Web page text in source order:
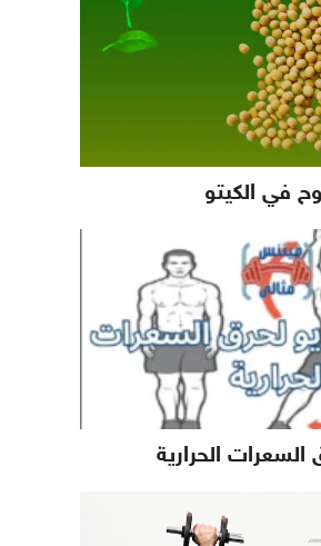
في الكيتو
السعرات الحرارية